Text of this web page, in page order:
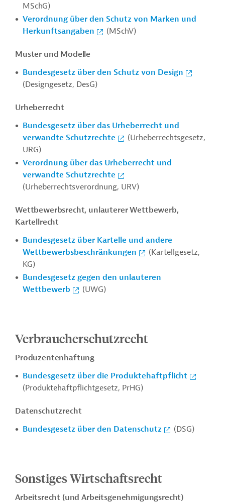
MSchG)
Verordnung über den Schutz von Marken und
Herkunftsangaben
(MSchV)
Muster und Modelle
Bundesgesetz über den Schutz von Design
(Designgesetz, DesG)
Urheberrecht
Bundesgesetz über das Urheberrecht und
verwandte Schutzrechte
(Urheberrechtsgesetz,
URG)
Verordnung über das Urheberrecht und
verwandte Schutzrechte
(Urheberrechtsverordnung, URV)
Wettbewerbsrecht, unlauterer Wettbewerb,
Kartellrecht
Bundesgesetz über Kartelle und andere
Wettbewerbsbeschränkungen
(Kartellgesetz,
KG)
Bundesgesetz gegen den unlauteren
Wettbewerb
(UWG)
Verbraucherschutzrecht
Produzentenhaftung
Bundesgesetz über die Produktehaftpflicht
(Produktehaftpflichtgesetz, PrHG)
Datenschutzrecht
Bundesgesetz über den Datenschutz
(DSG)
Sonstiges Wirtschaftsrecht
Arbeitsrecht (und Arbeitsgenehmigungsrecht)